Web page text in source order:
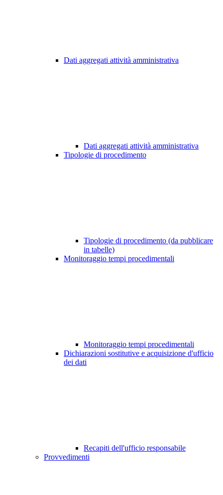
Dati aggregati attività amministrativa
Dati aggregati attività amministrativa
Tipologie di procedimento
Tipologie di procedimento (da pubblicare
in tabelle)
Monitoraggio tempi procedimentali
Monitoraggio tempi procedimentali
Dichiarazioni sostitutive e acquisizione d'ufficio
dei dati
Recapiti dell'ufficio responsabile
Provvedimenti